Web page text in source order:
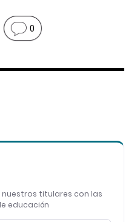
0
titulares con las
educación